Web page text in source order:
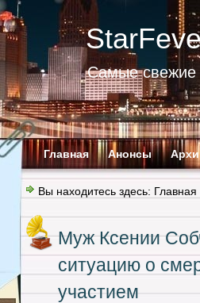
Самые свежие
Главная Анонсы
Вы находитесь здесь: Главная
Муж Ксении
ситуацию о
участием